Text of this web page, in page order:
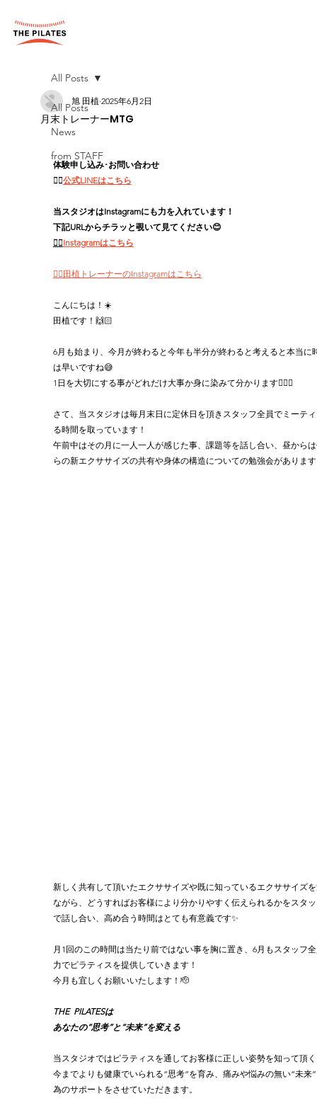
All Posts
News
from STAFF
All Posts
月末トレーナーMTG
旭 田植 2025年6月2日
体験申し込み･お問い合わせ
👉🏻公式LINEはこちら
当スタジオはInstagramにも力を入れています！
下記URLからチラッと覗いて見てください😊
👉🏻Instagramはこちら
👉🏻田植トレーナーのInstagramはこちら
こんにちは！☀️
田植です！🙌🏻
6月も始まり、今月が終わると今年も半分が終わると考えると本当に
は早いですね😅
1日を大切にする事がどれだけ大事か身に染みて分かります🙇🏻‍♂️
さて、当スタジオは毎月末日に定休日を頂きスタッフ全員でミーテ
る時間を取っています！
午前中はその月に一人一人が感じた事、課題等を話し合い、昼から
らの新エクササイズの共有や身体の構造についての勉強会がありま
新しく共有して頂いたエクササイズや既に知っているエクササイズ
ながら、どうすればお客様により分かりやすく伝えられるかをスタ
で話し合い、高め合う時間はとても有意義です✨
月1回のこの時間は当たり前ではない事を胸に置き、6月もスタッフ
力でピラティスを提供していきます！
今月も宜しくお願いいたします！🫡
THE  PILATESは
あなたの“思考”と“未来”を変える
当スタジオではピラティスを通してお客様に正しい姿勢を知って頂
今までよりも健康でいられる“思考”を育み、痛みや悩みの無い“未来
為のサポートをさせていただきます。